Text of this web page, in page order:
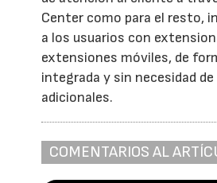
Center como para el resto,
a los usuarios con
extensiones móviles, de
integrada y sin necesidad
adicionales.
COMENTARIOS AL